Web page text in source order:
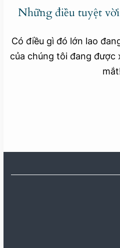
Những điều tuyệt
Có điều gì đó lớn lao
của chúng tôi đang được